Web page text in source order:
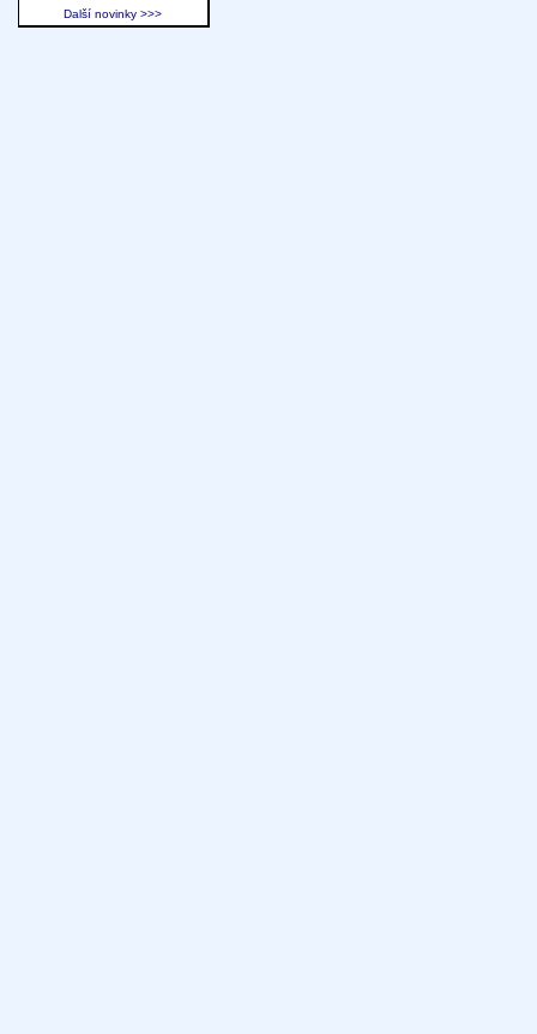
Další novinky >>>